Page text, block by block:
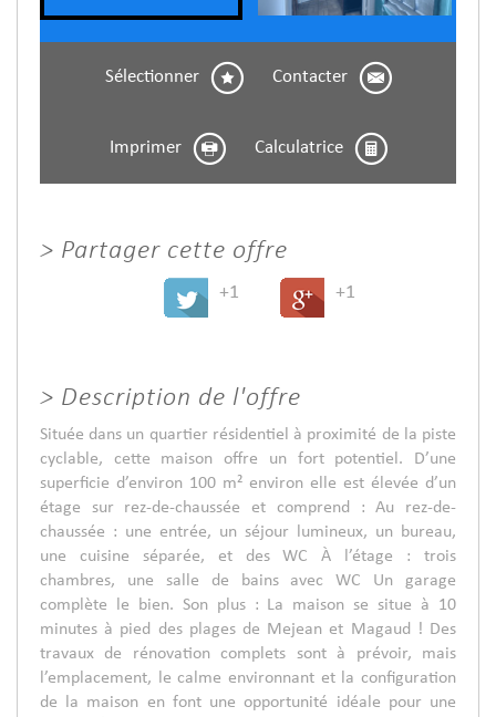
Sélectionner Contacter
Imprimer Calculatrice
> Partager cette offre
+1 +1
> Description de l'offre
Située dans un quartier résidentiel à proximité de la piste
cyclable, cette maison offre un fort potentiel. D’une
superficie d’environ 100 m² environ elle est élevée d’un
étage sur rez-de-chaussée et comprend : Au rez-de-
chaussée : une entrée, un séjour lumineux, un bureau,
une cuisine séparée, et des WC À l’étage : trois
chambres, une salle de bains avec WC Un garage
complète le bien. Son plus : La maison se situe à 10
minutes à pied des plages de Mejean et Magaud ! Des
travaux de rénovation complets sont à prévoir, mais
l’emplacement, le calme environnant et la configuration
de la maison en font une opportunité idéale pour une